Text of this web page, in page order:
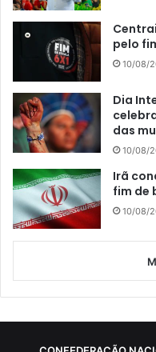
pelo
10/08/
Dia
das
10/08/
Irã
fim de
10/08/